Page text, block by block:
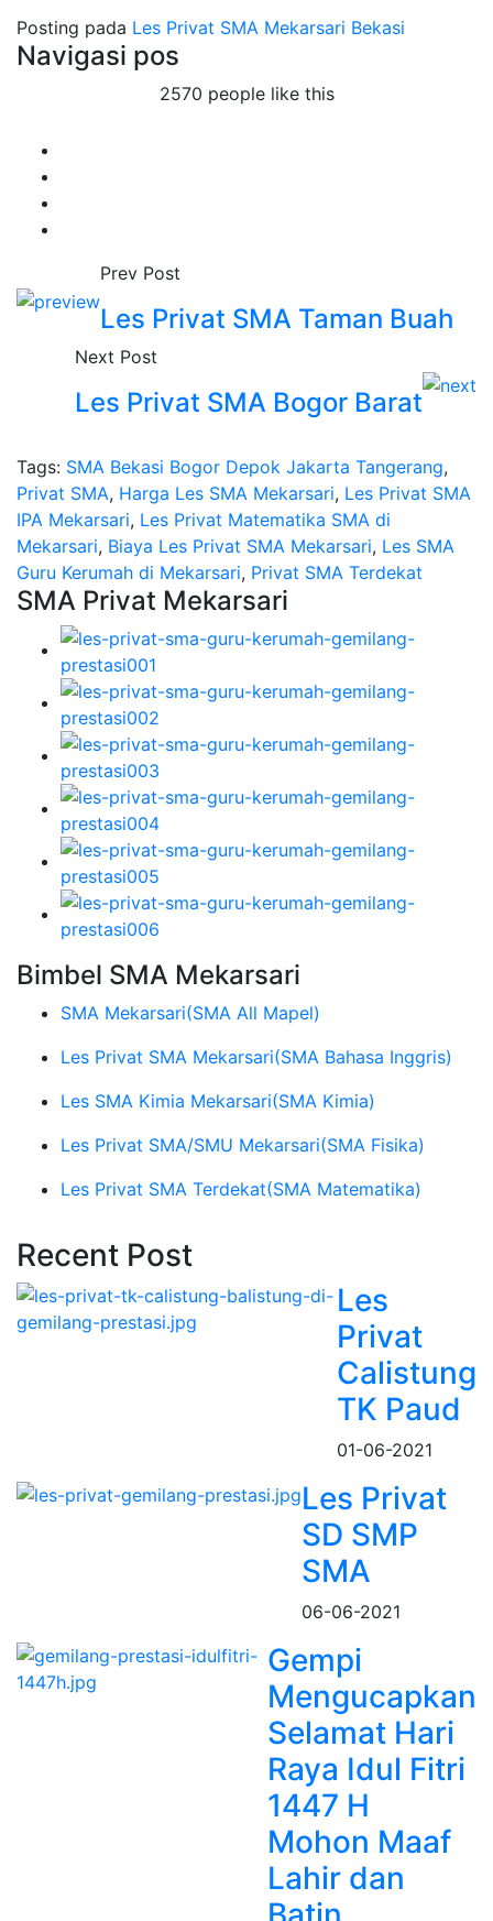
Posting pada Les Privat SMA Mekarsari Bekasi
Navigasi pos
2570 people like this
Prev Post
Les Privat SMA Taman Buah
Next Post
Les Privat SMA Bogor Barat
Tags: SMA Bekasi Bogor Depok Jakarta Tangerang,
Privat SMA, Harga Les SMA Mekarsari, Les Privat SMA
IPA Mekarsari, Les Privat Matematika SMA di
Mekarsari, Biaya Les Privat SMA Mekarsari, Les SMA
Guru Kerumah di Mekarsari, Privat SMA Terdekat
SMA Privat Mekarsari
Bimbel SMA Mekarsari
SMA Mekarsari(SMA All Mapel)
Les Privat SMA Mekarsari(SMA Bahasa Inggris)
Les SMA Kimia Mekarsari(SMA Kimia)
Les Privat SMA/SMU Mekarsari(SMA Fisika)
Les Privat SMA Terdekat(SMA Matematika)
Recent Post
Les
Privat
Calistung
TK Paud
01-06-2021
Les Privat
SD SMP
SMA
06-06-2021
Gempi
Mengucapkan
Selamat Hari
Raya Idul Fitri
1447 H
Mohon Maaf
Lahir dan